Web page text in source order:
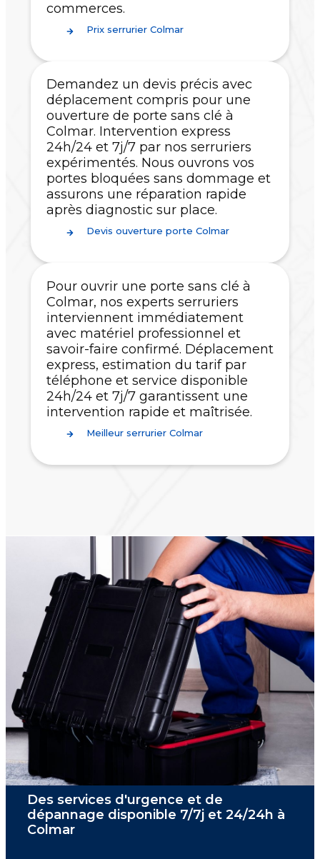
commerces.
Prix serrurier Colmar
Demandez un devis précis avec
déplacement compris pour une
ouverture de porte sans clé à
Colmar. Intervention express
24h/24 et 7j/7 par nos serruriers
expérimentés. Nous ouvrons vos
portes bloquées sans dommage et
assurons une réparation rapide
après diagnostic sur place.
Devis ouverture porte Colmar
Pour ouvrir une porte sans clé à
Colmar, nos experts serruriers
interviennent immédiatement
avec matériel professionnel et
savoir-faire confirmé. Déplacement
express, estimation du tarif par
téléphone et service disponible
24h/24 et 7j/7 garantissent une
intervention rapide et maîtrisée.
Meilleur serrurier Colmar
Des services d'urgence et de
dépannage disponible 7/7j et 24/24h à
Colmar